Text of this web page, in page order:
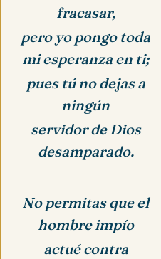
fracasar,
pero yo pongo toda
mi esperanza en ti;
pues tú no dejas a
ningún
servidor de Dios
desamparado.
No permitas que el
hombre impío
actué contra